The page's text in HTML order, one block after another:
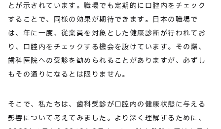
とが示されています。職場でも定期的に口腔内をチェック
することで、同様の効果が期待できます。日本の職場で
は、年に一度、従業員を対象とした健康診断が行われてお
り、口腔内をチェックする機会を設けています。その際、
歯科医院への受診を勧められることがありますが、必ずし
もその通りになるとは限りません。
そこで、私たちは、歯科受診が口腔内の健康状態に与える
影響について考えてみました。より深く理解するために、